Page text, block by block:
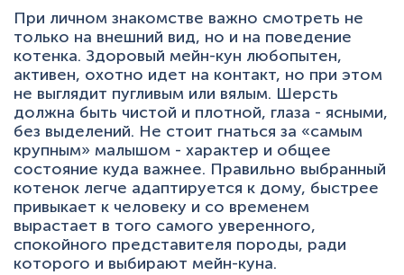
При личном знакомстве важно смотреть не
только на внешний вид, но и на поведение
котенка. Здоровый мейн-кун любопытен,
активен, охотно идет на контакт, но при этом
не выглядит пугливым или вялым. Шерсть
должна быть чистой и плотной, глаза - ясными,
без выделений. Не стоит гнаться за «самым
крупным» малышом - характер и общее
состояние куда важнее. Правильно выбранный
котенок легче адаптируется к дому, быстрее
привыкает к человеку и со временем
вырастает в того самого уверенного,
спокойного представителя породы, ради
которого и выбирают мейн-куна.